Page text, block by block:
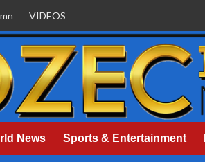
VIDEOS
News Sports & Entertainment